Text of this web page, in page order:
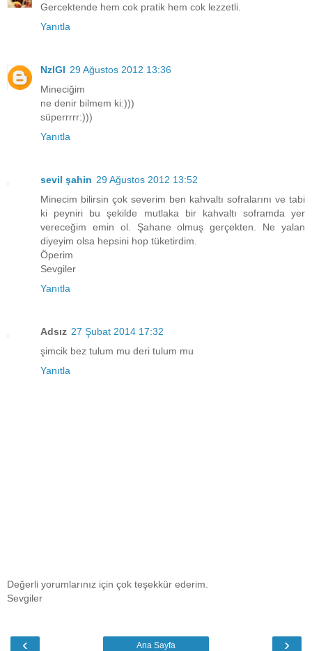
Gercektende hem cok pratik hem cok lezzetli.
Yanıtla
NzlGl 29 Ağustos 2012 13:36
Mineciğim
ne denir bilmem ki:)))
süperrrrr:)))
Yanıtla
sevil şahin 29 Ağustos 2012 13:52
Minecim bilirsin çok severim ben kahvaltı sofralarını ve tabi
ki peyniri bu şekilde mutlaka bir kahvaltı soframda yer
vereceğim emin ol. Şahane olmuş gerçekten. Ne yalan
diyeyim olsa hepsini hop tüketirdim.
Öperim
Sevgiler
Yanıtla
Adsız 27 Şubat 2014 17:32
şimcik bez tulum mu deri tulum mu
Yanıtla
Değerli yorumlarınız için çok teşekkür ederim.
Sevgiler
‹ ›
Ana Sayfa